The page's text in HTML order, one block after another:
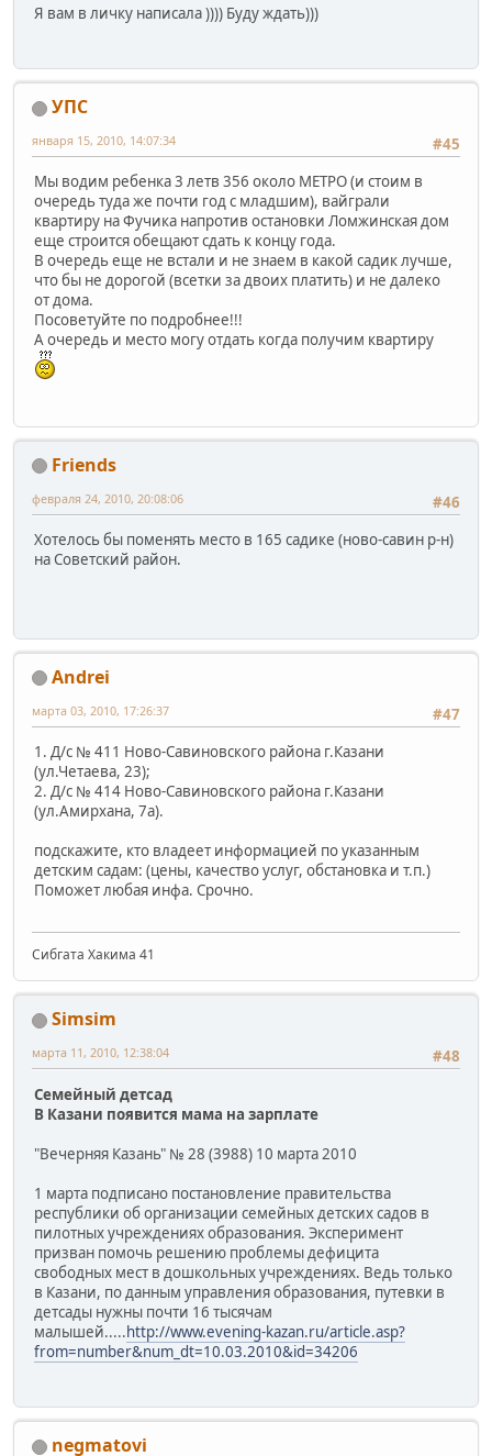
Я вам в личку написала )))) Буду ждать)))
УПС
#45
января 15, 2010, 14:07:34
Мы водим ребенка 3 летв 356 около МЕТРО (и стоим в
очередь туда же почти год с младшим), вайграли
квартиру на Фучика напротив остановки Ломжинская дом
еще строится обещают сдать к концу года.
В очередь еще не встали и не знаем в какой садик лучше,
что бы не дорогой (всетки за двоих платить) и не далеко
от дома.
Посоветуйте по подробнее!!!
А очередь и место могу отдать когда получим квартиру
Friends
#46
февраля 24, 2010, 20:08:06
Хотелось бы поменять место в 165 садике (ново-савин р-н)
на Советский район.
Andrei
#47
марта 03, 2010, 17:26:37
1. Д/с № 411 Ново-Савиновского района г.Казани
(ул.Четаева, 23);
2. Д/с № 414 Ново-Савиновского района г.Казани
(ул.Амирхана, 7а).
подскажите, кто владеет информацией по указанным
детским садам: (цены, качество услуг, обстановка и т.п.)
Поможет любая инфа. Срочно.
Сибгата Хакима 41
Simsim
#48
марта 11, 2010, 12:38:04
Семейный детсад
В Казани появится мама на зарплате
"Вечерняя Казань" № 28 (3988) 10 марта 2010
1 марта подписано постановление правительства
республики об организации семейных детских садов в
пилотных учреждениях образования. Эксперимент
призван помочь решению проблемы дефицита
свободных мест в дошкольных учреждениях. Ведь только
в Казани, по данным управления образования, путевки в
детсады нужны почти 16 тысячам
малышей.....http://www.evening-kazan.ru/article.asp?
from=number&num_dt=10.03.2010&id=34206
negmatovi